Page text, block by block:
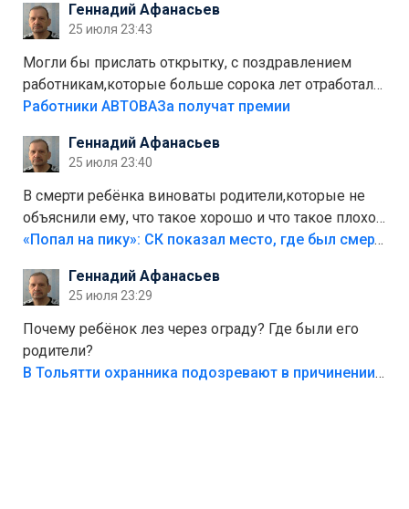
Штрафы мизерные.
Геннадий Афанасьев
25 июля 23:43
Могли бы прислать открытку, с поздравлением
работникам,которые больше сорока лет отработали
на предприятии.
Работники АВТОВАЗа получат премии
Геннадий Афанасьев
25 июля 23:40
В смерти ребёнка виноваты родители,которые не
объяснили ему, что такое хорошо и что такое плохо!
Лезть через такой забор,верх безумия,есть же
свою судьбу.
«Попал на пику»: СК показал место, где был смертельно травмирован ребенок в Тольятти
Геннадий Афанасьев
25 июля 23:29
Почему ребёнок лез через ограду? Где были его
родители?
В Тольятти охранника подозревают в причинении смерти ребенку